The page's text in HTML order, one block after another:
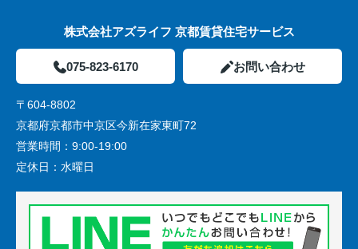
株式会社アズライフ 京都賃貸住宅サービス
075-823-6170 お問い合わせ
〒604-8802
京都府京都市中京区今新在家東町72
営業時間： 9:00-19:00
定休日： 水曜日